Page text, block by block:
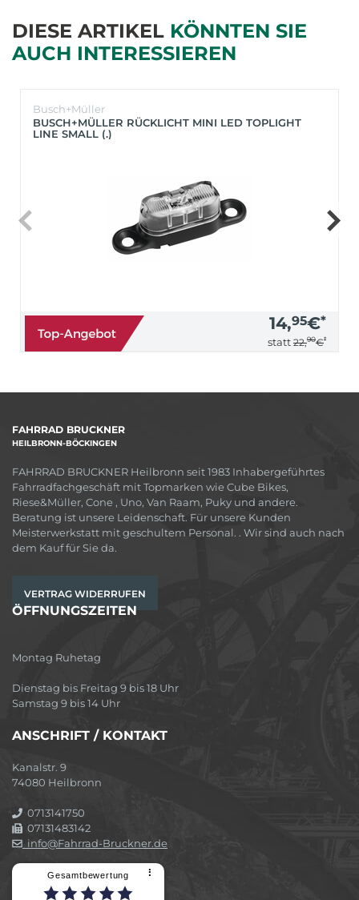
DIESE ARTIKEL KÖNNTEN SIE
AUCH INTERESSIEREN
Busch+Müller
BUSCH+MÜLLER RÜCKLICHT MINI LED TOPLIGHT
LINE SMALL (.)
14,95€*
statt 22,90€*
FAHRRAD BRUCKNER
HEILBRONN-BÖCKINGEN
FAHRRAD BRUCKNER Heilbronn seit 1983 Inhabergeführtes
Fahrradfachgeschäft mit Topmarken wie Cube Bikes,
Riese&Müller, Cone , Uno, Van Raam, Puky und andere.
Beratung ist unsere Leidenschaft. Für unsere Kunden
Meisterwerkstatt mit geschultem Personal. . Wir sind auch nach
dem Kauf für Sie da.
VERTRAG WIDERRUFEN
ÖFFNUNGSZEITEN
Montag Ruhetag
Dienstag bis Freitag 9 bis 18 Uhr
Samstag 9 bis 14 Uhr
ANSCHRIFT / KONTAKT
Kanalstr. 9
74080 Heilbronn
0713141750
07131483142
info@Fahrrad-Bruckner.de
Gesamtbewertung ⠇